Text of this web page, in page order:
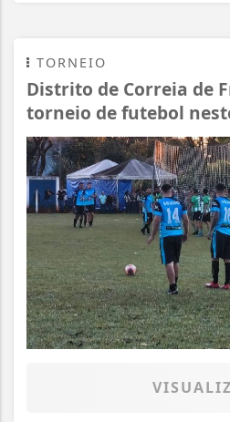
TORNEIO
Distrito de Correia de
torneio de futebol